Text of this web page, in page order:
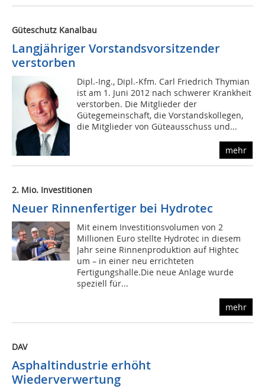
Güteschutz Kanalbau
Langjähriger Vorstandsvorsitzender
verstorben
Dipl.-Ing., Dipl.-Kfm. Carl Friedrich Thymian
ist am 1. Juni 2012 nach schwerer Krankheit
verstorben. Die Mitglieder der
Gütegemeinschaft, die Vorstandskollegen,
die Mitglieder von Güteausschuss und...
mehr
2. Mio. Investitionen
Neuer Rinnenfertiger bei Hydrotec
Mit einem Investitionsvolumen von 2
Millionen Euro stellte Hydrotec in diesem
Jahr seine Rinnenproduktion auf Hightec
um – in einer neu errichteten
Fertigungshalle.Die neue Anlage wurde
speziell für...
mehr
DAV
Asphaltindustrie erhöht
Wiederverwertung